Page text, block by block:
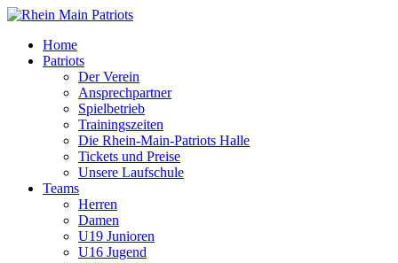
Home
Patriots
Der Verein
Ansprechpartner
Spielbetrieb
Trainingszeiten
Die Rhein-Main-Patriots Halle
Tickets und Preise
Unsere Laufschule
Teams
Herren
Damen
U19 Junioren
U16 Jugend